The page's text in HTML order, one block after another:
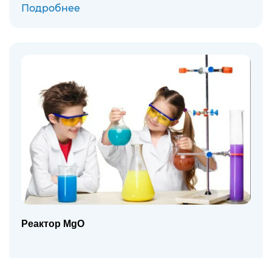
Подробнее
Реактор MgO